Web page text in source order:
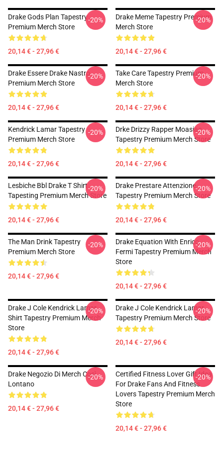
Drake Gods Plan Tapestry
Premium Merch Store
20,14 € - 27,96 €
-20%
Drake Meme Tapestry Premium
Merch Store
20,14 € - 27,96 €
-20%
Drake Essere Drake Nastro
Premium Merch Store
20,14 € - 27,96 €
-20%
Take Care Tapestry Premium
Merch Store
20,14 € - 27,96 €
-20%
Kendrick Lamar Tapestry
Premium Merch Store
20,14 € - 27,96 €
-20%
Drke Drizzy Rapper Moasiac
Tapestry Premium Merch Store
20,14 € - 27,96 €
-20%
Lesbiche Bbl Drake T Shirt
Tapesting Premium Merch Store
20,14 € - 27,96 €
-20%
Drake Prestare Attenzione
Tapestry Premium Merch Store
20,14 € - 27,96 €
-20%
The Man Drink Tapestry
Premium Merch Store
20,14 € - 27,96 €
-20%
Drake Equation With Enrico
Fermi Tapestry Premium Merch
Store
20,14 € - 27,96 €
-20%
Drake J Cole Kendrick Lamar
Shirt Tapestry Premium Merch
Store
20,14 € - 27,96 €
-20%
Drake J Cole Kendrick Lamar
Tapestry Premium Merch Store
20,14 € - 27,96 €
-20%
Drake Negozio Di Merch Così
Lontano
20,14 € - 27,96 €
-20%
Certified Fitness Lover Gift Idea
For Drake Fans And Fitness
Lovers Tapestry Premium Merch
Store
20,14 € - 27,96 €
-20%